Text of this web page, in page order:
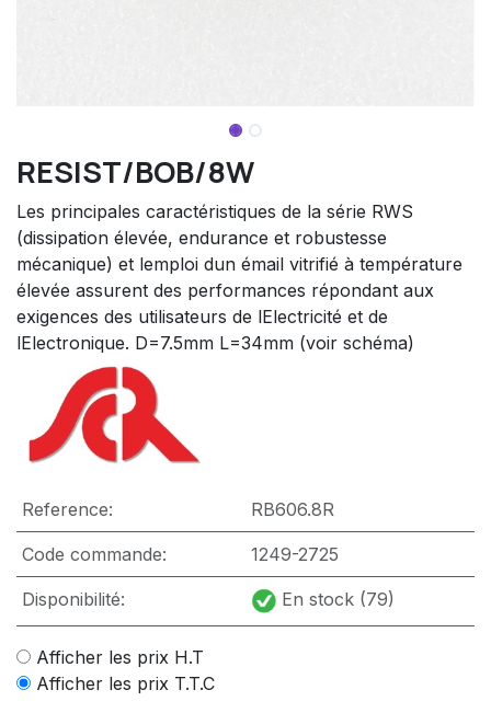
RESIST/BOB/8W
Les principales caractéristiques de la série RWS
(dissipation élevée, endurance et robustesse
mécanique) et lemploi dun émail vitrifié à température
élevée assurent des performances répondant aux
exigences des utilisateurs de lElectricité et de
lElectronique. D=7.5mm L=34mm (voir schéma)
Reference: RB606.8R
Code commande: 1249-2725
Disponibilité: En stock (79)
Afficher les prix H.T
Afficher les prix T.T.C